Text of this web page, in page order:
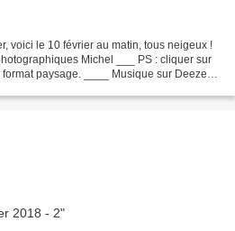
voici le 10 février au matin, tous neigeux !
Michel ___ PS : cliquer sur
paysage. ____ Musique sur Deezer :